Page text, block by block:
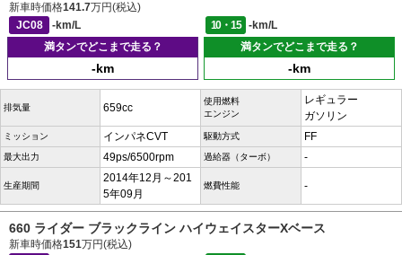
新車時価格141.7万円(税込)
JC08
-km/L 10・15
-km/L
満タンでどこまで走る？
-km
満タンでどこまで走る？
-km
排気量 659cc
使用燃料
エンジン
レギュラー
ガソリン
ミッション インパネCVT 駆動方式 FF
最大出力 49ps/6500rpm 過給器（ターボ） -
生産期間
2014年12月～201
5年09月
燃費性能 -
660 ライダー ブラックライン ハイウェイスターXベース
新車時価格151万円(税込)